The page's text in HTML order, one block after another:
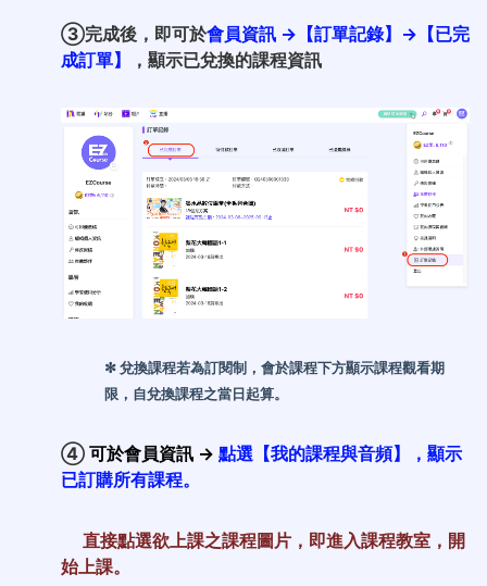
③完成後，即可於會員資訊 →【訂單記錄】→【已完
成訂單】
，顯示已兌換的課程資訊
✻兌換課程若為訂閱制，會於課程下方顯示課程觀看期
限，自兌換課程之當日起算。
④ 可於會員資訊 → 點選【我的課程與音頻】，顯示
已訂購所有課程。
直接點選欲上課之課程圖片，即進入課程教室，開
始上課。